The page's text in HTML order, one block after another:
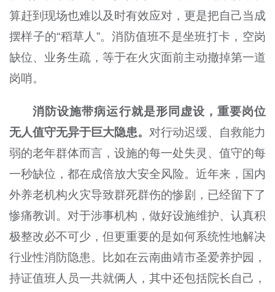
算赶到现场也难以及时有效应对，更是把自己当成
摆样子的“稻草人”。消防值班不是坐班打卡，空岗
缺位、业务生疏，等于在火灾面前主动撤掉第一道
岗哨。
消防设施带病运行就是形同虚设，重要岗位
无人值守无异于巨大隐患。 对行动迟缓、自救能力
弱的老年群体而言，设施的每一处失灵、值守的每
一秒缺位，都在成倍放大安全风险。近年来，国内
外养老机构火灾导致群死群伤的惨剧，已经留下了
惨痛教训。对于涉事机构，做好设施维护、认真积
极整改必不可少，但更重要的是如何系统性地解决
行业性消防隐患。比如在云南曲靖市圣爱养护园，
持证值班人员一共就俩人，其中还包括院长自己，